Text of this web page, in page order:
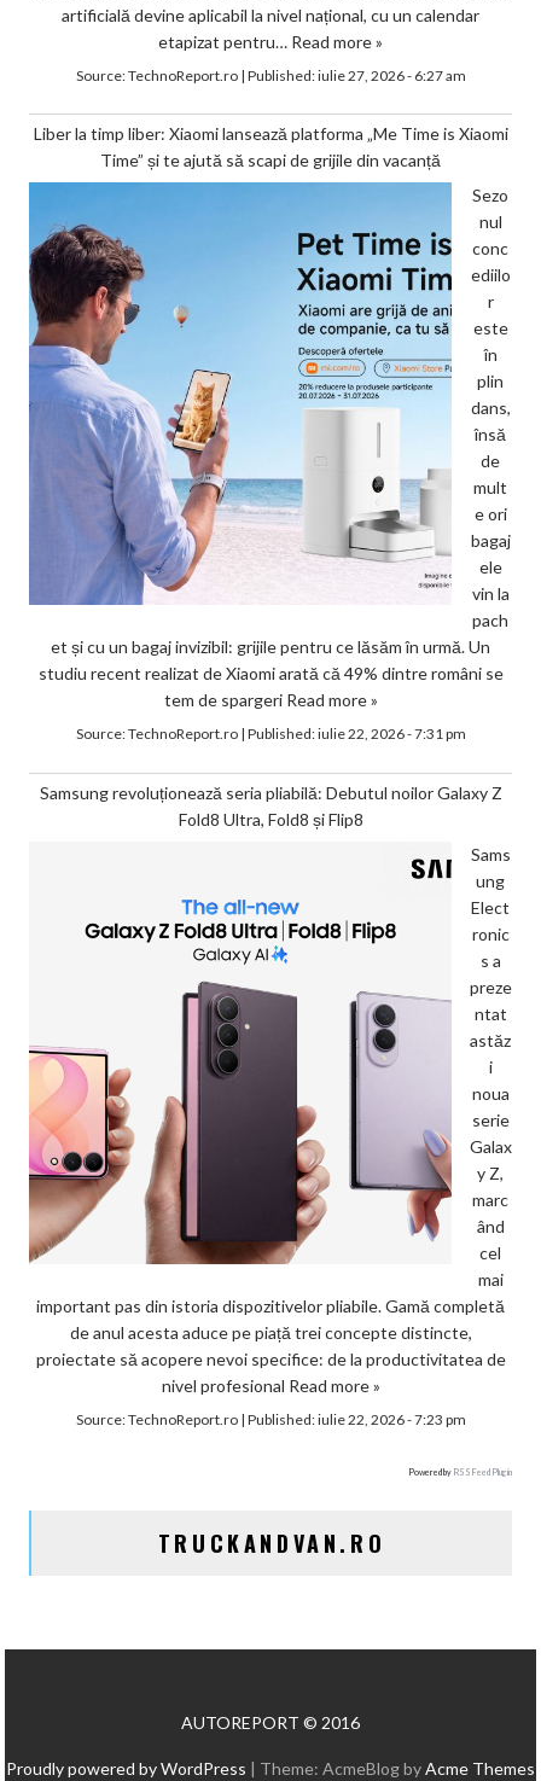
artificială devine aplicabil la nivel național, cu un calendar
etapizat pentru… Read more »
Source:TechnoReport.ro| Published:iulie 27, 2026 - 6:27 am
Liber la timp liber: Xiaomi lansează platforma „Me Time is Xiaomi
Time” și te ajută să scapi de grijile din vacanță
Sezo
nul
conc
ediilo
r
este
în
plin
dans,
însă
de
mult
e ori
bagaj
ele
vin la
pach
et și cu un bagaj invizibil: grijile pentru ce lăsăm în urmă. Un
studiu recent realizat de Xiaomi arată că 49% dintre români se
tem de spargeri Read more »
Source:TechnoReport.ro| Published:iulie 22, 2026 - 7:31 pm
Samsung revoluționează seria pliabilă: Debutul noilor Galaxy Z
Fold8 Ultra, Fold8 și Flip8
Sams
ung
Elect
ronic
s a
preze
ntat
astăz
i
noua
serie
Galax
y Z,
marc
ând
cel
mai
important pas din istoria dispozitivelor pliabile. Gamă completă
de anul acesta aduce pe piață trei concepte distincte,
proiectate să acopere nevoi specifice: de la productivitatea de
nivel profesional Read more »
Source:TechnoReport.ro| Published:iulie 22, 2026 - 7:23 pm
Powered by RSS Feed Plugin
TRUCKANDVAN.RO
AUTOREPORT © 2016
Proudly powered by WordPress | Theme: AcmeBlog byAcme Themes